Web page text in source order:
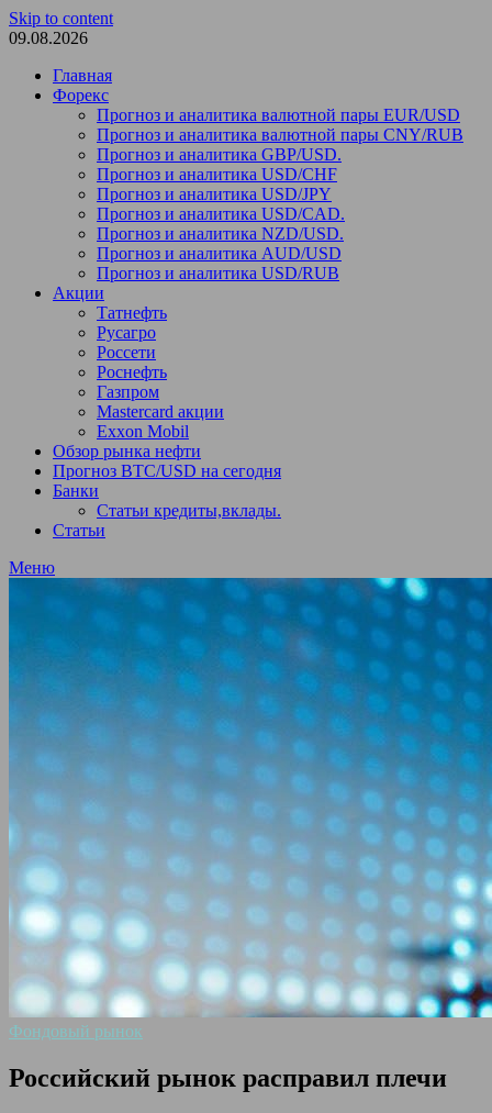
Skip to content
09.08.2026
Главная
Форекс
Прогноз и аналитика валютной пары EUR/USD
Прогноз и аналитика валютной пары CNY/RUB
Прогноз и аналитика GBP/USD.
Прогноз и аналитика USD/CHF
Прогноз и аналитика USD/JPY
Прогноз и аналитика USD/CAD.
Прогноз и аналитика NZD/USD.
Прогноз и аналитика AUD/USD
Прогноз и аналитика USD/RUB
Акции
Татнефть
Русагро
Россети
Роснефть
Газпром
Mastercard акции
Exxon Mobil
Обзор рынка нефти
Прогноз BTC/USD на сегодня
Банки
Статьи кредиты,вклады.
Статьи
Меню
Фондовый рынок
Российский рынок расправил плечи